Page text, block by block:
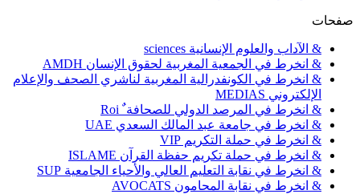
صفحات
& الآداب والعلوم الإنسانية sciences
& انخرط في الجمعية المغربية لحقوق الإنسان AMDH
& انخرط في الكونفدرالية المغربية لناشري الصحف والإعلام
الإلكتروني MEDIAS
& انخرط في المرصد الدولي للصحافة ٌ Roi
& انخرط في جامعة عبد المالك السعدي UAE
& انخرط في حملة التكريم VIP
& انخرط في حملة تكريم حفظة القرآن ISLAME
& انخرط في نقابة التعليم العالي والأحياء الجامعية SUP
& انخرط في نقابة المحامون AVOCATS